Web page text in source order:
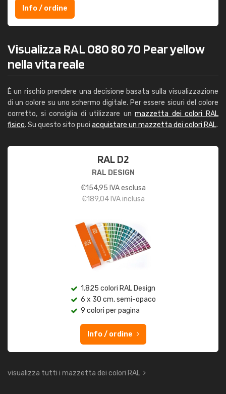
Info / ordine
Visualizza RAL 080 80 70 Pear yellow
nella vita reale
È un rischio prendere una decisione basata sulla visualizzazione
di un colore su uno schermo digitale. Per essere sicuri del colore
corretto, si consiglia di utilizzare unmazzetta dei colori RAL
fisico. Su questo sito puoi acquistare un mazzetta dei colori RAL.
RAL D2
RAL DESIGN
€154,95 IVA esclusa
€189,04IVA inclusa
1.825 colori RAL Design
6 x 30 cm, semi-opaco
9 colori per pagina
Info / ordine
visualizza tutti i mazzetta dei colori RAL